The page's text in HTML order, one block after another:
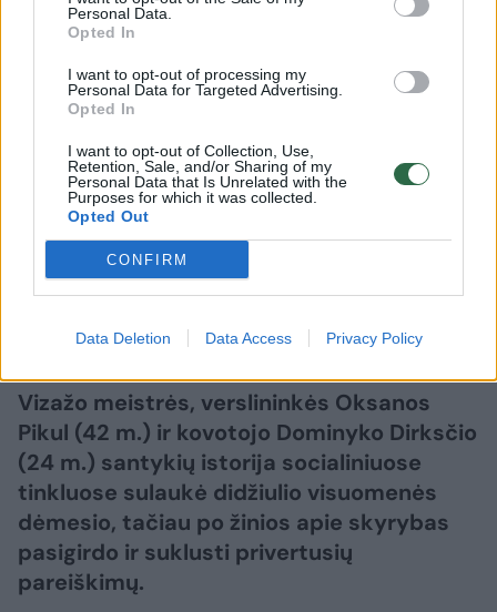
Personal Data.
Opted In
I want to opt-out of processing my
Personal Data for Targeted Advertising.
Opted In
I want to opt-out of Collection, Use,
Retention, Sale, and/or Sharing of my
Personal Data that Is Unrelated with the
Purposes for which it was collected.
Opted Out
CONFIRM
Data Deletion Data Access Privacy Policy
Po D. Dirksčio pareiškimo –
rinkodaros specialistės Monikos Ra
verdiktas: „Tai yra mirties
2026 m. rugpjūčio 5 d. 14:07
Lrytas.lt
Lrytas Premium nariams
Vizažo meistrės, verslininkės Oksanos
Pikul (42 m.) ir kovotojo Dominyko Dirksčio
(24 m.) santykių istorija socialiniuose
tinkluose sulaukė didžiulio visuomenės
dėmesio, tačiau po žinios apie skyrybas
pasigirdo ir suklusti privertusių
pareiškimų.